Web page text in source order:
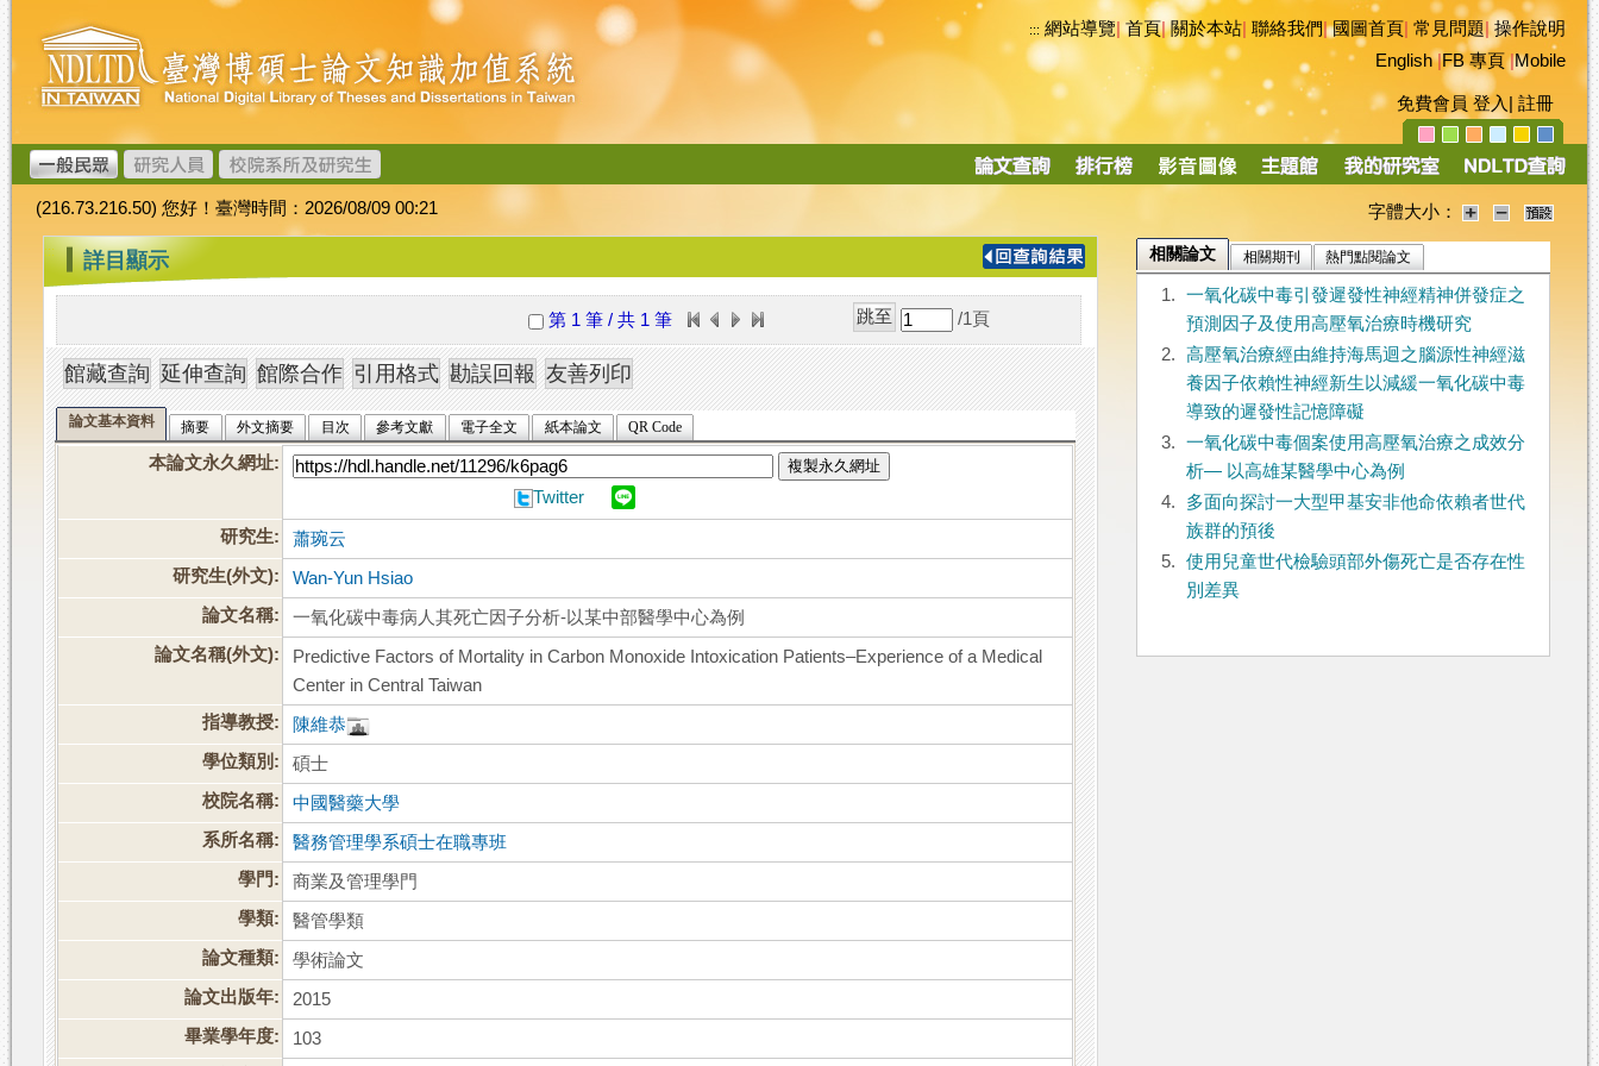
跳
到
主
要
內
容
臺
灣
博
碩
士
論
文
加
值
系
統
::: 網站導覽|首頁|關於本站 聯絡我們|國圖首頁 常見問題|操作說明
English|FB 專頁|Mobile
免費會員 登入 註冊
導
(216.73.216.50) 您好！臺灣時間：2026/08/09 00:21 字體大小：
::: 詳目顯示
第 1 筆 / 共 1 筆 /1 頁
論文基本資料 摘要 外文摘要 目次 參考文獻 電子全文 紙本論文 QR Code
本論文永久網址: 複製永久網址
Twitter
研究生:
蕭琬云
研究生(外文):
Wan-Yun Hsiao
論文名稱:
一氧化碳中毒病人其死亡因子分析-以某中部醫學中心為例
論文名稱(外文):
Predictive Factors of Mortality in Carbon Monoxide Intoxication Patients–Experience of a Medical
Center in Central Taiwan
指導教授:
陳維恭
學位類別:
碩士
校院名稱:
中國醫藥大學
系所名稱:
醫務管理學系碩士在職專班
學門:
商業及管理學門
學類:
醫管學類
論文種類:
學術論文
論文出版年:
2015
畢業學年度:
103
相關論文 相關期刊 熱門點閱論文
1.
一氧化碳中毒引發遲發性神經精神併發症之
預測因子及使用高壓氧治療時機研究
2.
高壓氧治療經由維持海馬迴之腦源性神經滋
養因子依賴性神經新生以減緩一氧化碳中毒
導致的遲發性記憶障礙
3.
一氧化碳中毒個案使用高壓氧治療之成效分
析— 以高雄某醫學中心為例
4.
多面向探討一大型甲基安非他命依賴者世代
族群的預後
5.
使用兒童世代檢驗頭部外傷死亡是否存在性
別差異